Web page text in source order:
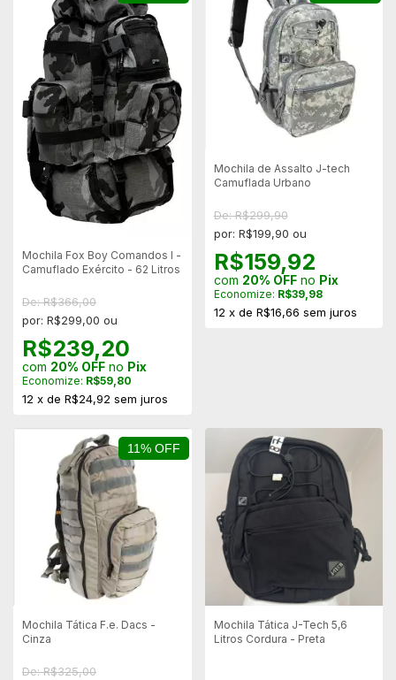
Mochila Fox Boy Comandos I -
Camuflado Exército - 62 Litros
De: R$366,00
por: R$299,00 ou
R$239,20
com 20% OFF no Pix
Economize: R$59,80
12 x de R$24,92 sem juros
Mochila de Assalto J-tech
Camuflada Urbano
De: R$299,90
por: R$199,90 ou
R$159,92
com 20% OFFno Pix
Economize: R$39,98
12 x de R$16,66 sem juros
11% OFF
Mochila Tática F.e. Dacs -
Cinza
De: R$325,00
Mochila Tática J-Tech 5,6
Litros Cordura - Preta